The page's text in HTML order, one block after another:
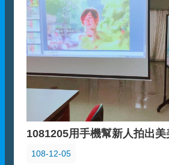
1081205用手機幫新人拍出
108-12-05